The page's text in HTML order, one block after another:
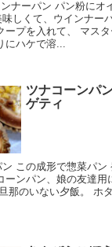
ナーパン パン粉にオ
しくて、ウインナー
ープを入れて、 マス
にハケで溶...
ツナコーンパ
ゲティ
この成形で惣菜パン
ーンパン、娘の友達用
那のいない夕飯。 ホ